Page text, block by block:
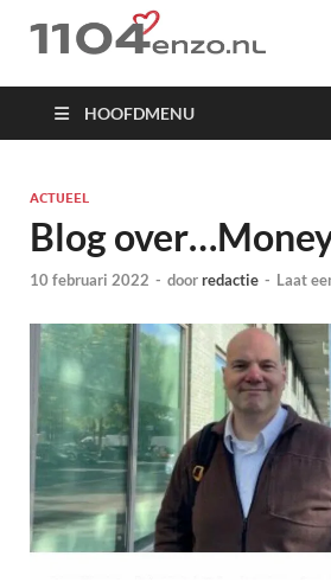
1104 en zo
HOOFDMENU
ACTUEEL
Blog
10 februari 2022 - doorredactie - Laat